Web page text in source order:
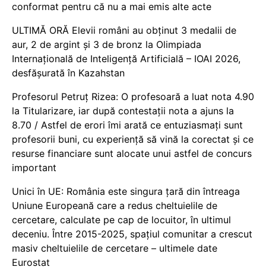
conformat pentru că nu a mai emis alte acte
ULTIMĂ ORĂ Elevii români au obținut 3 medalii de
aur, 2 de argint și 3 de bronz la Olimpiada
Internațională de Inteligență Artificială – IOAI 2026,
desfășurată în Kazahstan
Profesorul Petruț Rizea: O profesoară a luat nota 4.90
la Titularizare, iar după contestații nota a ajuns la
8.70 / Astfel de erori îmi arată ce entuziasmați sunt
profesorii buni, cu experiență să vină la corectat și ce
resurse financiare sunt alocate unui astfel de concurs
important
Unici în UE: România este singura țară din întreaga
Uniune Europeană care a redus cheltuielile de
cercetare, calculate pe cap de locuitor, în ultimul
deceniu. Între 2015-2025, spațiul comunitar a crescut
masiv cheltuielile de cercetare – ultimele date
Eurostat